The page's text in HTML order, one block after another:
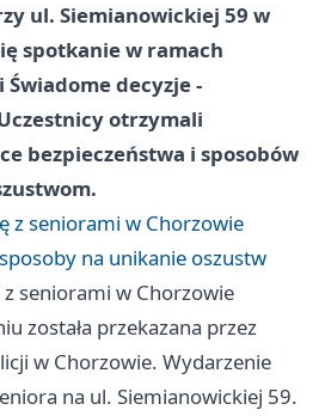
ul. Siemianowickiej 59 w
spotkanie w ramach
decyzje -
otrzymali
bezpieczeństwa i sposobów
z seniorami w Chorzowie
na unikanie oszustw
seniorami w Chorzowie
została przekazana przez
w Chorzowie. Wydarzenie
na ul. Siemianowickiej 59.